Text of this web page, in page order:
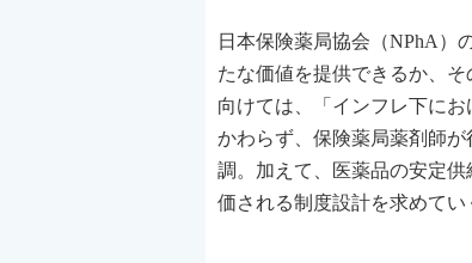
日本保険薬局協会（NPhA）
たな価値を提供できるか、
向けては、「インフレ下に
かわらず、保険薬局薬剤師
調。加えて、医薬品の安定
価される制度設計を求めてい